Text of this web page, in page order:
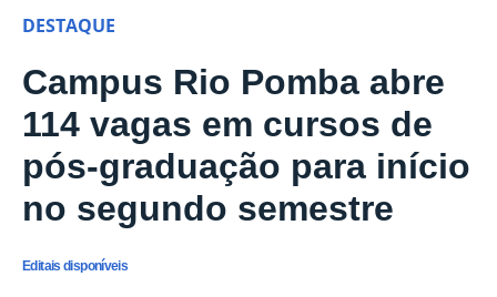
DESTAQUE
Campus Rio Pomba abre
114 vagas em cursos de
pós-graduação para início
no segundo semestre
Editais disponíveis